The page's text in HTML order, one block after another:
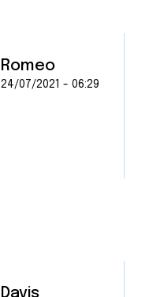
Romeo
24/07/2021 - 06:29
Davis